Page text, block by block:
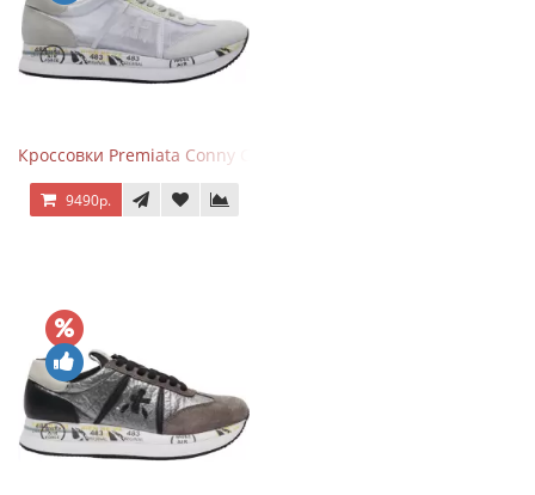
Кроссовки Premiata Conny Combi Grey
9490р.